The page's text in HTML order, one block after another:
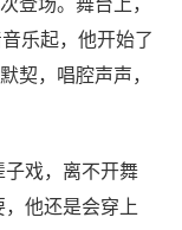
乐起，他开始了
契，唱腔声声，
子戏，离不开舞
他还是会穿上